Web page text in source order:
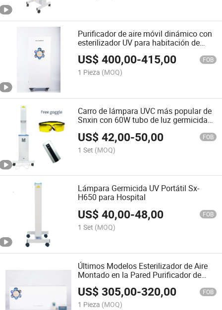
Purificador de aire móvil dinámico con
esterilizador UV para habitación de
US$400,00-415,00 FOB
1 Pieza (MOQ)
Carro de lámpara UVC más popular de
Snxin con 60W tubo de luz germicida
US$42,00-50,00 FOB
1 Set (MOQ)
Lámpara Germicida UV Portátil Sx-
H650 para Hospital
US$40,00-48,00 FOB
1 Set (MOQ)
Últimos Modelos Esterilizador de Aire
Montado en la Pared Purificador de
Aire Dinámico con Control Remoto
US$305,00-320,00 FOB
1 Pieza (MOQ)